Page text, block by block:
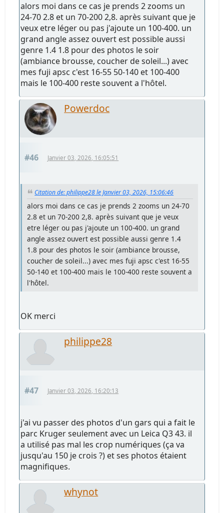
alors moi dans ce cas je prends 2 zooms un
24-70 2.8 et un 70-200 2,8. après suivant que je
veux etre léger ou pas j'ajoute un 100-400. un
grand angle assez ouvert est possible aussi
genre 1.4 1.8 pour des photos le soir
(ambiance brousse, coucher de soleil...) avec
mes fuji apsc c'est 16-55 50-140 et 100-400
mais le 100-400 reste souvent a l'hôtel.
Powerdoc
#46 Janvier 03, 2026, 16:05:51
Citation de: philippe28 le Janvier 03, 2026, 15:06:46
alors moi dans ce cas je prends 2 zooms un 24-70
2.8 et un 70-200 2,8. après suivant que je veux
etre léger ou pas j'ajoute un 100-400. un grand
angle assez ouvert est possible aussi genre 1.4
1.8 pour des photos le soir (ambiance brousse,
coucher de soleil...) avec mes fuji apsc c'est 16-55
50-140 et 100-400 mais le 100-400 reste souvent a
l'hôtel.
OK merci
philippe28
#47 Janvier 03, 2026, 16:20:13
j'ai vu passer des photos d'un gars qui a fait le
parc Kruger seulement avec un Leica Q3 43. il
a utilisé pas mal les crop numériques (ça va
jusqu'au 150 je crois ?) et ses photos étaient
magnifiques.
whynot